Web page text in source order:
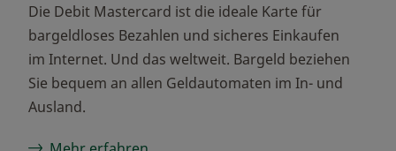
Die Debit Mastercard ist die ideale Karte für
bargeldloses Bezahlen und sicheres Einkaufen
im Internet. Und das weltweit. Bargeld beziehen
Sie bequem an allen Geldautomaten im In- und
Ausland.